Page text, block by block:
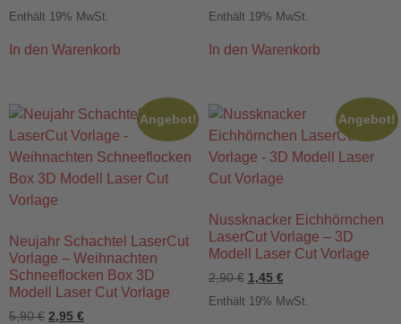
Enthält 19% MwSt.
In den Warenkorb
Enthält 19% MwSt.
In den Warenkorb
Angebot!
Neujahr Schachtel LaserCut
Vorlage – Weihnachten
Schneeflocken Box 3D
Modell Laser Cut Vorlage
5,90€ 2,95 €
Angebot!
Nussknacker Eichhörnchen
LaserCut Vorlage – 3D
Modell Laser Cut Vorlage
2,90€ 1,45 €
Enthält 19% MwSt.